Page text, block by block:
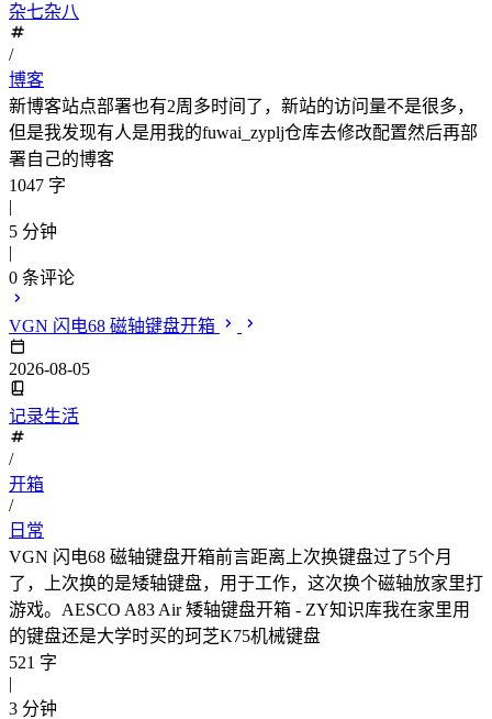
杂七杂八
/
博客
新博客站点部署也有2周多时间了，新站的访问量不是很多，
但是我发现有人是用我的fuwai_zyplj仓库去修改配置然后再部
署自己的博客
1047 字
|
5 分钟
|
0 条评论
VGN 闪电68 磁轴键盘开箱
2026-08-05
记录生活
/
开箱
/
日常
VGN 闪电68 磁轴键盘开箱前言距离上次换键盘过了5个月
了，上次换的是矮轴键盘，用于工作，这次换个磁轴放家里打
游戏。AESCO A83 Air 矮轴键盘开箱 - ZY知识库我在家里用
的键盘还是大学时买的珂芝K75机械键盘
521 字
|
3 分钟